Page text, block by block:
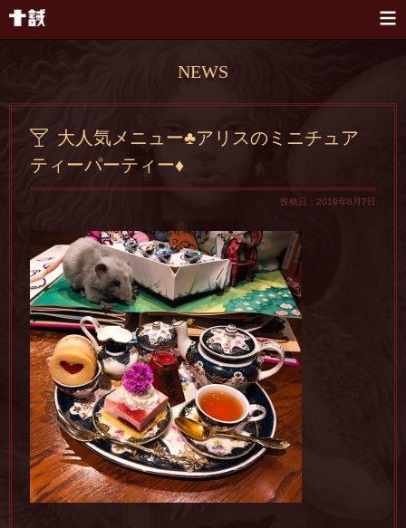
NEWS
大人気メニュー♣️アリスのミニチュア
ティーパーティー♦️
投稿日：2019年8月7日